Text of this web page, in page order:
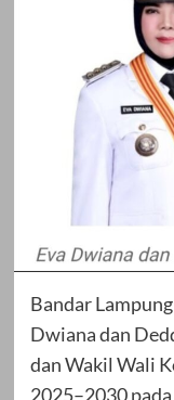
Bandar
Dwiana dan
dan Wakil Wali
2025–2030